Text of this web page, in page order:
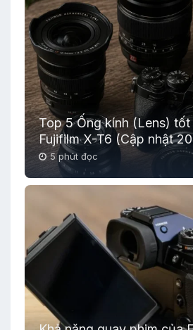
Top 5 Ống kính (Lens) tốt
Fujifilm X-T6 (Cập nhật
5 phút đọc